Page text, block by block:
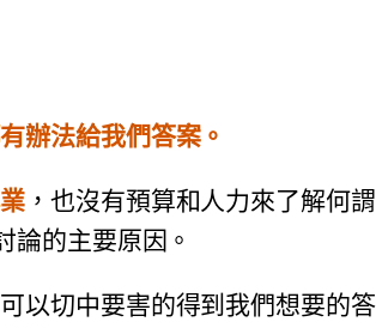
辦法給我們答案。
， 也沒有預算和人力來了解何
論的主要原因。
以切中要害的得到我們想要的